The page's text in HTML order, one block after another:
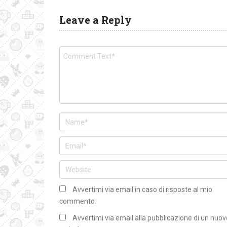
Leave a Reply
Avvertimi via email in caso di risposte al mio
commento.
Avvertimi via email alla pubblicazione di un